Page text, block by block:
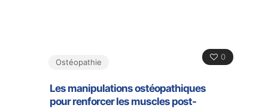
0
Ostéopathie
Les manipulations ostéopathiques
pour renforcer les muscles post-